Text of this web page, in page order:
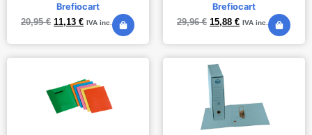
Brefiocart
20,95€ 11,13 € IVA inc.
Brefiocart
29,96€ 15,88 € IVA inc.